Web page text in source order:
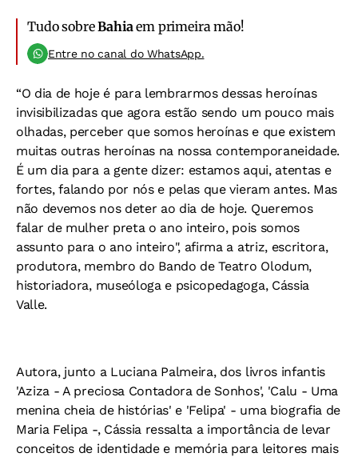
Tudo sobreBahiaem primeira mão!
Entre no canal do WhatsApp.
“O dia de hoje é para lembrarmos dessas heroínas
invisibilizadas que agora estão sendo um pouco mais
olhadas, perceber que somos heroínas e que existem
muitas outras heroínas na nossa contemporaneidade.
É um dia para a gente dizer: estamos aqui, atentas e
fortes, falando por nós e pelas que vieram antes. Mas
não devemos nos deter ao dia de hoje. Queremos
falar de mulher preta o ano inteiro, pois somos
assunto para o ano inteiro", afirma a atriz, escritora,
produtora, membro do Bando de Teatro Olodum,
historiadora, museóloga e psicopedagoga, Cássia
Valle.
Autora, junto a Luciana Palmeira, dos livros infantis
'Aziza - A preciosa Contadora de Sonhos', 'Calu - Uma
menina cheia de histórias' e 'Felipa' - uma biografia de
Maria Felipa -, Cássia ressalta a importância de levar
conceitos de identidade e memória para leitores mais